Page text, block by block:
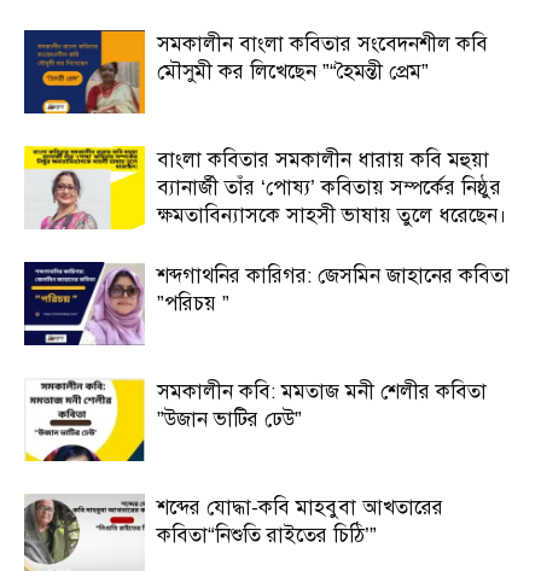
সমকালীন বাংলা কবিতার সংবেদনশীল কবি
মৌসুমী কর লিখেছেন ”“হৈমন্তী প্রেম”
বাংলা কবিতার সমকালীন ধারায় কবি মহুয়া
ব্যানার্জী তাঁর ‘পোষ্য’ কবিতায় সম্পর্কের নিষ্ঠুর
ক্ষমতাবিন্যাসকে সাহসী ভাষায় তুলে ধরেছেন।
শব্দগাথনির কারিগর: জেসমিন জাহানের কবিতা
”পরিচয় ”
সমকালীন কবি: মমতাজ মনী শেলীর কবিতা
”উজান ভাটির ঢেউ”
শব্দের যোদ্ধা-কবি মাহবুবা আখতারের
কবিতা“নিশুতি রাইতের চিঠি’”